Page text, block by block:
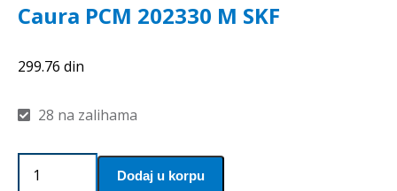
Caura PCM 202330 M SKF
299.76 din
28 na zalihama
PCM
Dodaj u korpu